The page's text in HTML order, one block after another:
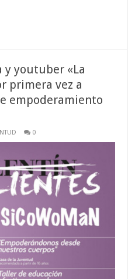
y youtuber «La
primera vez a
empoderamiento
0